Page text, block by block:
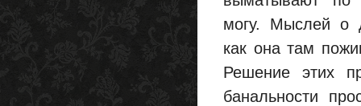
могу. Мыслей о
как она там
Решение этих
банальности